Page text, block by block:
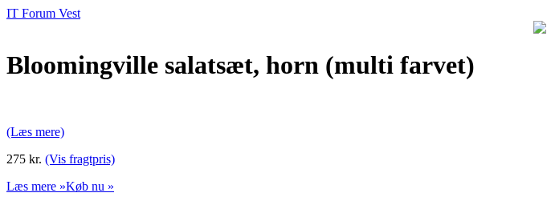
IT Forum Vest
Bloomingville salatsæt, horn (multi farvet)
(Læs mere)
275 kr. (Vis fragtpris)
Læs mere »Køb nu »